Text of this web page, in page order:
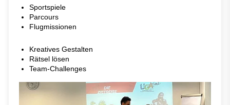
Sportspiele
Parcours
Flugmissionen
Kreatives Gestalten
Rätsel lösen
Team-Challenges